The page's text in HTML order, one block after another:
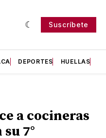
Suscríbete
DEPORTES HUELLAS
a cocineras
7°